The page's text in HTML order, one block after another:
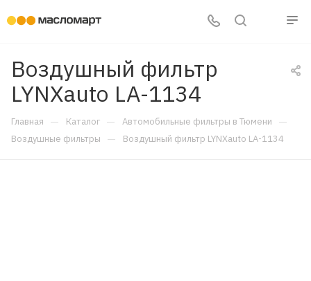
Воздушный фильтр
LYNXauto LA-1134
Главная — Каталог — Автомобильные фильтры в Тюмени —
Воздушные фильтры — Воздушный фильтр LYNXauto LA-1134